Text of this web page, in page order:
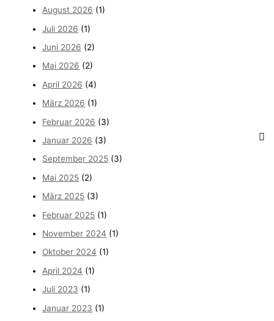
August 2026 (1)
Juli 2026 (1)
Juni 2026 (2)
Mai 2026 (2)
April 2026 (4)
März 2026 (1)
Februar 2026 (3)
Januar 2026 (3)
September 2025 (3)
Mai 2025 (2)
März 2025 (3)
Februar 2025 (1)
November 2024 (1)
Oktober 2024 (1)
April 2024 (1)
Juli 2023 (1)
Januar 2023 (1)